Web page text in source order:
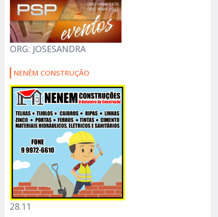
ORG: JOSESANDRA
NENÊM CONSTRUÇÃO
28.11